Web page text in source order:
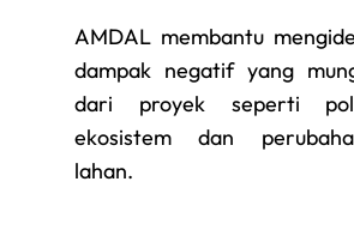
AMDAL membantu
dampak negatif yang
dari proyek seperti
ekosistem dan
lahan.